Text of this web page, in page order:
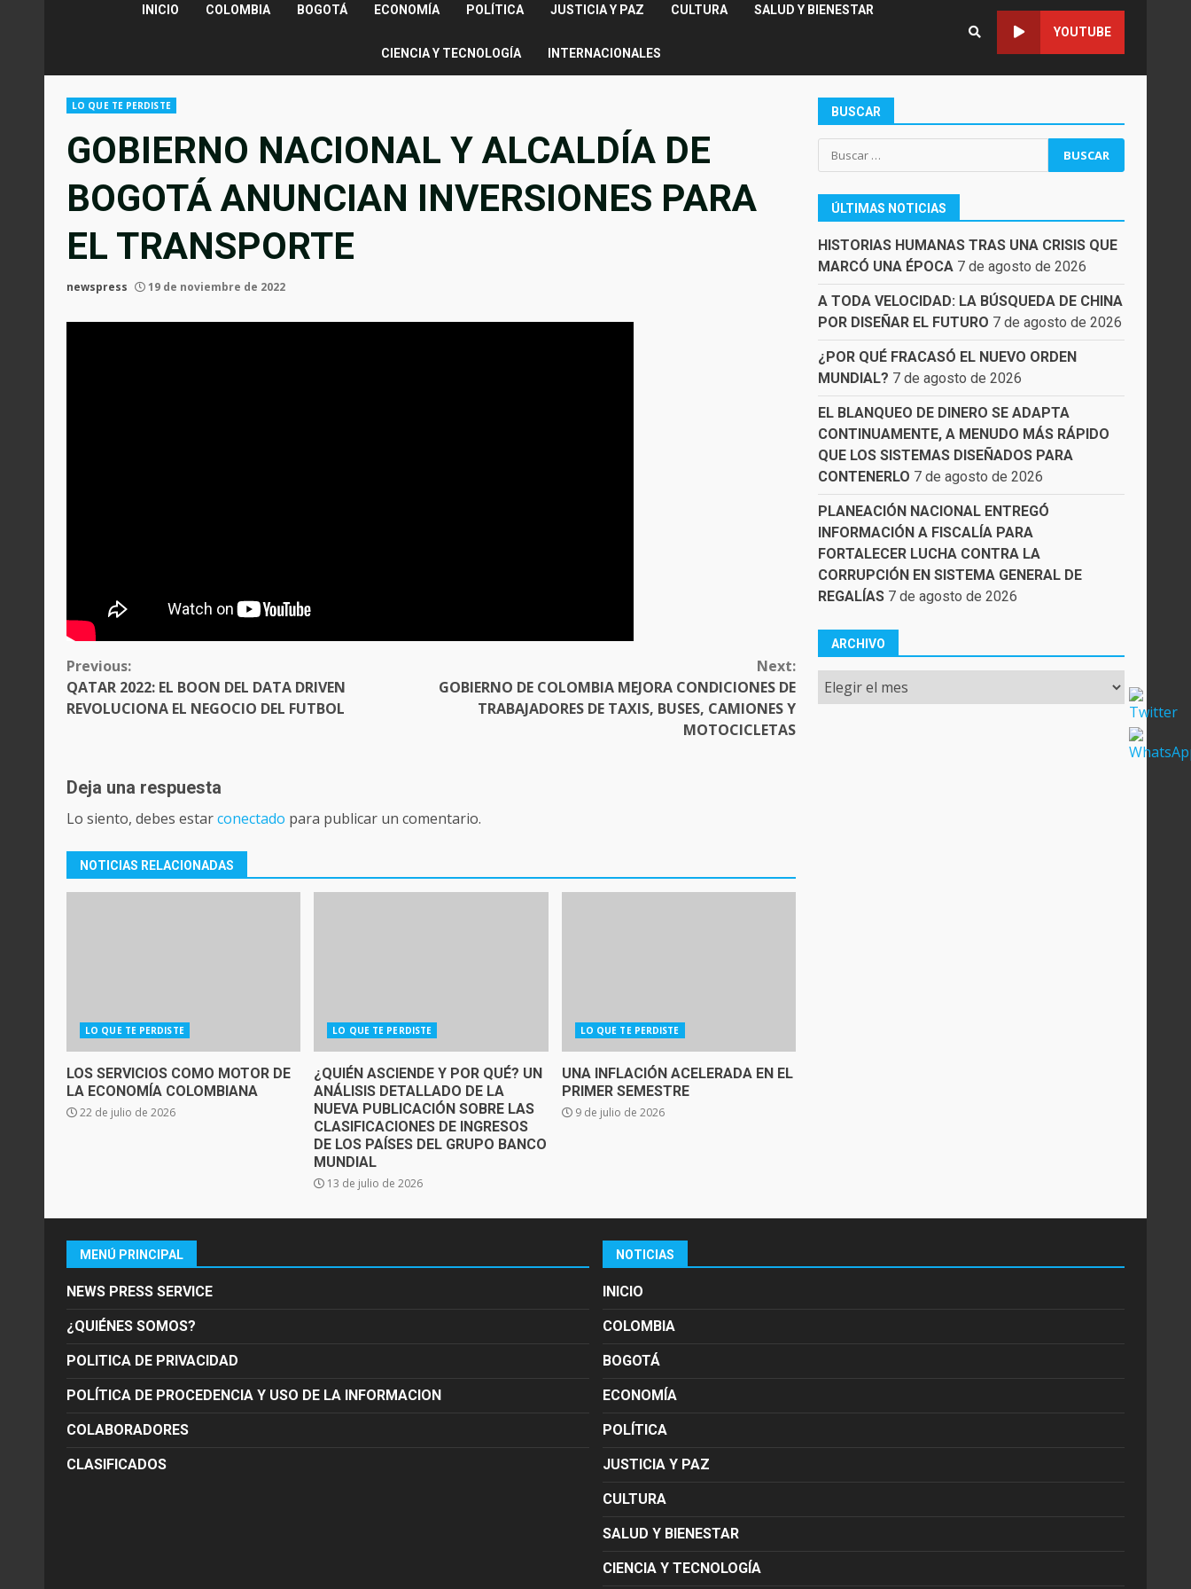
INICIO COLOMBIA BOGOTÁ ECONOMÍA POLÍTICA JUSTICIA Y PAZ CULTURA SALUD Y BIENESTAR
CIENCIA Y TECNOLOGÍA INTERNACIONALES
YOUTUBE
LO QUE TE PERDISTE
GOBIERNO NACIONAL Y ALCALDÍA DE
BOGOTÁ ANUNCIAN INVERSIONES PARA
EL TRANSPORTE
newspress 19 de noviembre de 2022
CONTINUE
READING
Previous:
QATAR 2022: EL BOON DEL DATA DRIVEN
REVOLUCIONA EL NEGOCIO DEL FUTBOL
Next:
GOBIERNO DE COLOMBIA MEJORA CONDICIONES DE
TRABAJADORES DE TAXIS, BUSES, CAMIONES Y
MOTOCICLETAS
Deja una respuesta
Lo siento, debes estarconectado para publicar un comentario.
NOTICIAS RELACIONADAS
LO QUE TE PERDISTE
LOS SERVICIOS COMO MOTOR DE
LA ECONOMÍA COLOMBIANA
22 de julio de 2026
LO QUE TE PERDISTE
¿QUIÉN ASCIENDE Y POR QUÉ? UN
ANÁLISIS DETALLADO DE LA
NUEVA PUBLICACIÓN SOBRE LAS
CLASIFICACIONES DE INGRESOS
DE LOS PAÍSES DEL GRUPO BANCO
MUNDIAL
13 de julio de 2026
LO QUE TE PERDISTE
UNA INFLACIÓN ACELERADA EN EL
PRIMER SEMESTRE
9 de julio de 2026
BUSCAR
Buscar:
ÚLTIMAS NOTICIAS
HISTORIAS HUMANAS TRAS UNA CRISIS QUE
MARCÓ UNA ÉPOCA 7 de agosto de 2026
A TODA VELOCIDAD: LA BÚSQUEDA DE CHINA
POR DISEÑAR EL FUTURO 7 de agosto de 2026
¿POR QUÉ FRACASÓ EL NUEVO ORDEN
MUNDIAL? 7 de agosto de 2026
EL BLANQUEO DE DINERO SE ADAPTA
CONTINUAMENTE, A MENUDO MÁS RÁPIDO
QUE LOS SISTEMAS DISEÑADOS PARA
CONTENERLO 7 de agosto de 2026
PLANEACIÓN NACIONAL ENTREGÓ
INFORMACIÓN A FISCALÍA PARA
FORTALECER LUCHA CONTRA LA
CORRUPCIÓN EN SISTEMA GENERAL DE
REGALÍAS 7 de agosto de 2026
ARCHIVO
Archivo
MENÚ PRINCIPAL
NEWS PRESS SERVICE
¿QUIÉNES SOMOS?
POLITICA DE PRIVACIDAD
POLÍTICA DE PROCEDENCIA Y USO DE LA INFORMACION
COLABORADORES
CLASIFICADOS
NOTICIAS
INICIO
COLOMBIA
BOGOTÁ
ECONOMÍA
POLÍTICA
JUSTICIA Y PAZ
CULTURA
SALUD Y BIENESTAR
CIENCIA Y TECNOLOGÍA